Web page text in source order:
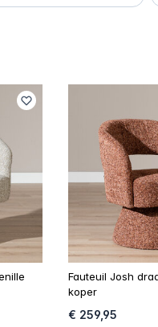
Fauteuil Josh
koper
€ 259,95